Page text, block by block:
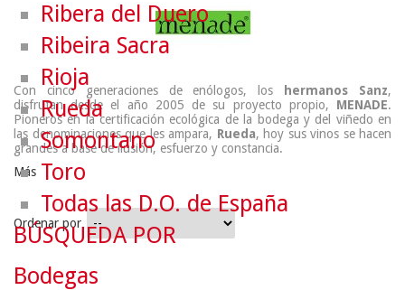
Con cinco generaciones de enólogos, los hermanos Sanz,
disfrutan desde el año 2005 de su proyecto propio, MENADE.
Pioneros en la certificación ecológica de la bodega y del viñedo en
las denominaciones que les ampara, Rueda, hoy sus vinos se hacen
grandes a base de ilusión, esfuerzo y constancia.
Más
Ordenar por
Ribera del Duero
Ribeira Sacra
Rioja
Rueda
Somontano
Toro
Todas las D.O. de España
BÚSQUEDA POR
Bodegas